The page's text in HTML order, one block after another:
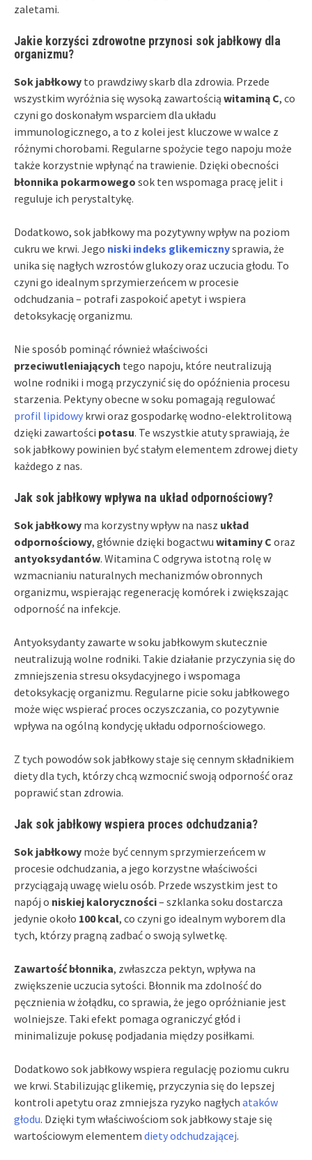
zaletami.
Jakie korzyści zdrowotne przynosi sok jabłkowy dla
organizmu?
Sok jabłkowy to prawdziwy skarb dla zdrowia. Przede
wszystkim wyróżnia się wysoką zawartością witaminą C, co
czyni go doskonałym wsparciem dla układu
immunologicznego, a to z kolei jest kluczowe w walce z
różnymi chorobami. Regularne spożycie tego napoju może
także korzystnie wpłynąć na trawienie. Dzięki obecności
błonnika pokarmowego sok ten wspomaga pracę jelit i
reguluje ich perystaltykę.
Dodatkowo, sok jabłkowy ma pozytywny wpływ na poziom
cukru we krwi. Jego niski indeks glikemicznysprawia, że
unika się nagłych wzrostów glukozy oraz uczucia głodu. To
czyni go idealnym sprzymierzeńcem w procesie
odchudzania – potrafi zaspokoić apetyt i wspiera
detoksykację organizmu.
Nie sposób pominąć również właściwości
przeciwutleniających tego napoju, które neutralizują
wolne rodniki i mogą przyczynić się do opóźnienia procesu
starzenia. Pektyny obecne w soku pomagają regulować
profil lipidowy krwi oraz gospodarkę wodno-elektrolitową
dzięki zawartości potasu. Te wszystkie atuty sprawiają, że
sok jabłkowy powinien być stałym elementem zdrowej diety
każdego z nas.
Jak sok jabłkowy wpływa na układ odpornościowy?
Sok jabłkowy ma korzystny wpływ na nasz układ
odpornościowy, głównie dzięki bogactwu witaminy C oraz
antyoksydantów. Witamina C odgrywa istotną rolę w
wzmacnianiu naturalnych mechanizmów obronnych
organizmu, wspierając regenerację komórek i zwiększając
odporność na infekcje.
Antyoksydanty zawarte w soku jabłkowym skutecznie
neutralizują wolne rodniki. Takie działanie przyczynia się do
zmniejszenia stresu oksydacyjnego i wspomaga
detoksykację organizmu. Regularne picie soku jabłkowego
może więc wspierać proces oczyszczania, co pozytywnie
wpływa na ogólną kondycję układu odpornościowego.
Z tych powodów sok jabłkowy staje się cennym składnikiem
diety dla tych, którzy chcą wzmocnić swoją odporność oraz
poprawić stan zdrowia.
Jak sok jabłkowy wspiera proces odchudzania?
Sok jabłkowy może być cennym sprzymierzeńcem w
procesie odchudzania, a jego korzystne właściwości
przyciągają uwagę wielu osób. Przede wszystkim jest to
napój o niskiej kaloryczności– szklanka soku dostarcza
jedynie około 100 kcal, co czyni go idealnym wyborem dla
tych, którzy pragną zadbać o swoją sylwetkę.
Zawartość błonnika, zwłaszcza pektyn, wpływa na
zwiększenie uczucia sytości. Błonnik ma zdolność do
pęcznienia w żołądku, co sprawia, że jego opróżnianie jest
wolniejsze. Taki efekt pomaga ograniczyć głód i
minimalizuje pokusę podjadania między posiłkami.
Dodatkowo sok jabłkowy wspiera regulację poziomu cukru
we krwi. Stabilizując glikemię, przyczynia się do lepszej
kontroli apetytu oraz zmniejsza ryzyko nagłych ataków
głodu. Dzięki tym właściwościom sok jabłkowy staje się
wartościowym elementem diety odchudzającej.